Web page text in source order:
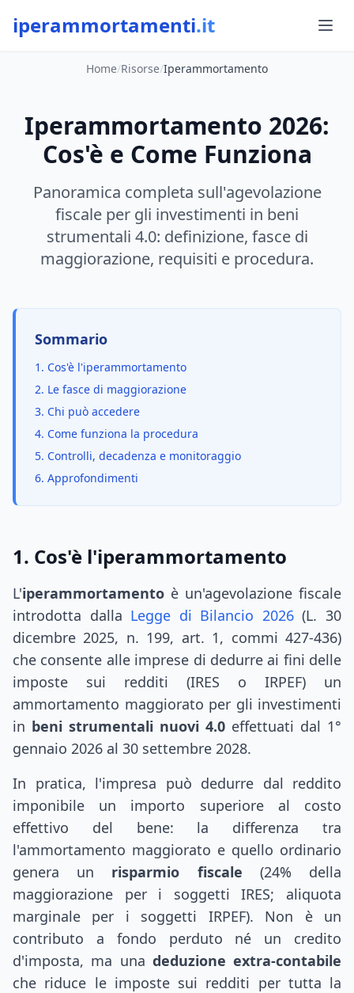
iperammortamenti.it
Home/Risorse/Iperammortamento
Iperammortamento 2026:
Cos'è e Come Funziona
Panoramica completa sull'agevolazione
fiscale per gli investimenti in beni
strumentali 4.0: definizione, fasce di
maggiorazione, requisiti e procedura.
Sommario
1. Cos'è l'iperammortamento
2. Le fasce di maggiorazione
3. Chi può accedere
4. Come funziona la procedura
5. Controlli, decadenza e monitoraggio
6. Approfondimenti
1. Cos'è l'iperammortamento
L'iperammortamento è un'agevolazione fiscale
introdotta dalla Legge di Bilancio 2026 (L. 30
dicembre 2025, n. 199, art. 1, commi 427-436)
che consente alle imprese di dedurre ai fini delle
imposte sui redditi (IRES o IRPEF) un
ammortamento maggiorato per gli investimenti
in beni strumentali nuovi 4.0 effettuati dal 1°
gennaio 2026 al 30 settembre 2028.
In pratica, l'impresa può dedurre dal reddito
imponibile un importo superiore al costo
effettivo del bene: la differenza tra
l'ammortamento maggiorato e quello ordinario
genera un
risparmio fiscale (24% della
maggiorazione per i soggetti IRES; aliquota
marginale per i soggetti IRPEF). Non è un
contributo a fondo perduto né un credito
d'imposta, ma una deduzione extra-contabile
che riduce le imposte sui redditi per tutta la